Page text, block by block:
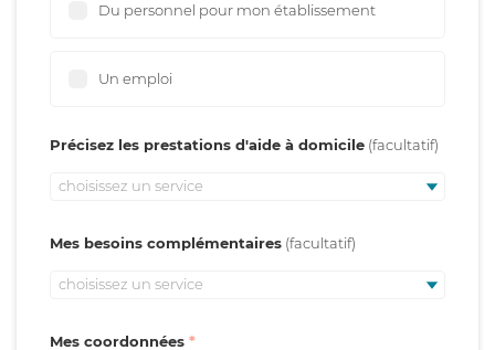
Du personnel pour mon établissement
Un emploi
Précisez les prestations d'aide à domicile
choisissez un service
Mes besoins complémentaires
choisissez un service
Mes coordonnées